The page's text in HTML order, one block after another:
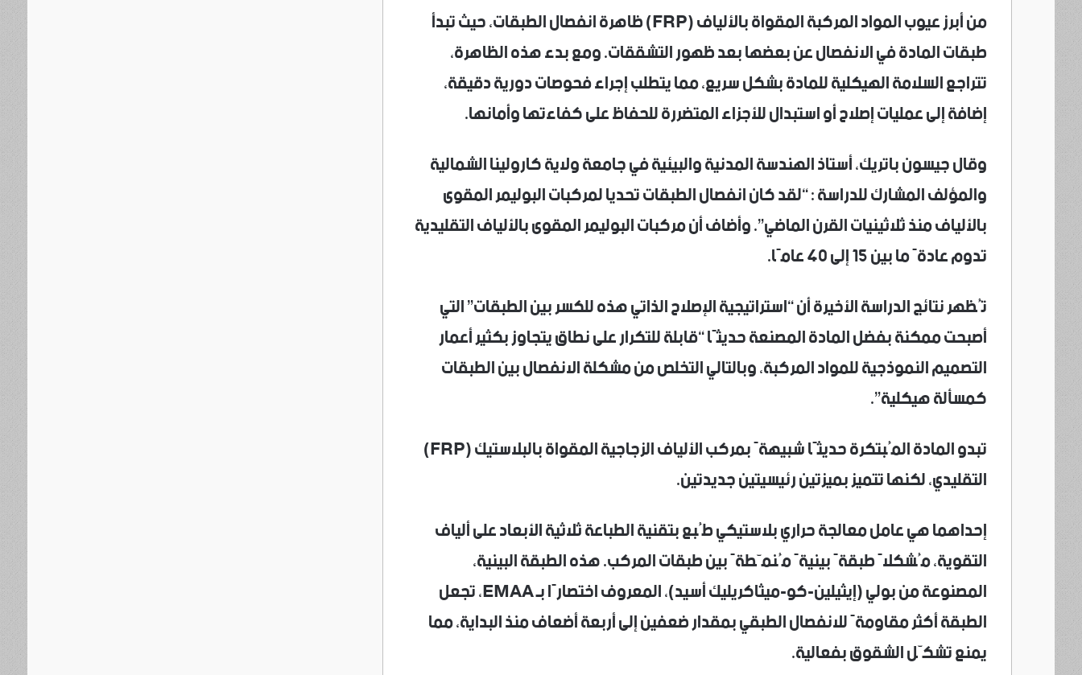
من أبرز عيوب المواد المركبة المقواة بالألياف (FRP) ظاهرة انفصال الطبقات، حيث تبدأ
طبقات المادة في الانفصال عن بعضها بعد ظهور التشققات. ومع بدء هذه الظاهرة،
تتراجع السلامة الهيكلية للمادة بشكل سريع، مما يتطلب إجراء فحوصات دورية دقيقة،
إضافة إلى عمليات إصلاح أو استبدال للأجزاء المتضررة للحفاظ على كفاءتها وأمانها.
وقال جيسون باتريك، أستاذ الهندسة المدنية والبيئية في جامعة ولاية كارولينا الشمالية
والمؤلف المشارك للدراسة : “لقد كان انفصال الطبقات تحديا لمركبات البوليمر المقوى
بالألياف منذ ثلاثينيات القرن الماضي”. وأضاف أن مركبات البوليمر المقوى بالألياف التقليدية
تدوم عادةً ما بين 15 إلى 40 عامًا.
تُظهر نتائج الدراسة الأخيرة أن “استراتيجية الإصلاح الذاتي هذه للكسر بين الطبقات” التي
أصبحت ممكنة بفضل المادة المصنعة حديثًا “قابلة للتكرار على نطاق يتجاوز بكثير أعمار
التصميم النموذجية للمواد المركبة، وبالتالي التخلص من مشكلة الانفصال بين الطبقات
كمسألة هيكلية”.
تبدو المادة المُبتكرة حديثًا شبيهةً بمركب الألياف الزجاجية المقواة بالبلاستيك (FRP)
التقليدي، لكنها تتميز بميزتين رئيسيتين جديدتين.
إحداهما هي عامل معالجة حراري بلاستيكي طُبع بتقنية الطباعة ثلاثية الأبعاد على ألياف
التقوية، مُشكلاً طبقةً بينيةً مُنمّطةً بين طبقات المركب. هذه الطبقة البينية،
المصنوعة من بولي (إيثيلين-كو-ميثاكريليك أسيد)، المعروف اختصارًا بـ EMAA، تجعل
الطبقة أكثر مقاومةً للانفصال الطبقي بمقدار ضعفين إلى أربعة أضعاف منذ البداية، مما
يمنع تشكّل الشقوق بفعالية.